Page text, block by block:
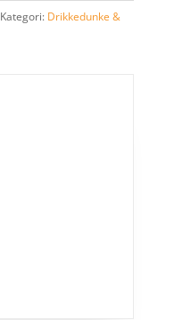
Kategori: Drikkedunke &